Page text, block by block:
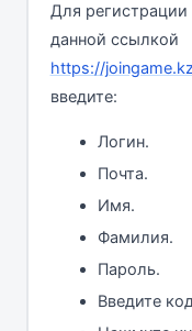
Для регистрации
данной ссылкой
https://
введите:
Логин.
Почта.
Имя.
Фамилия.
Пароль.
Введите